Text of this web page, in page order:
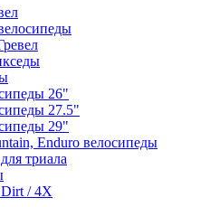
26"
27.5"
29"
Enduro велосипеды
триала
/ 4X